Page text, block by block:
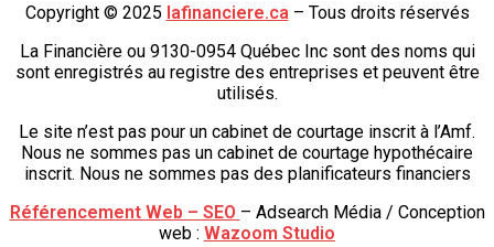
Copyright © 2025 lafinanciere.ca– Tous droits réservés
La Financière ou 9130-0954 Québec Inc sont des noms qui
sont enregistrés au registre des entreprises et peuvent être
utilisés.
Le site n’est pas pour un cabinet de courtage inscrit à l’Amf.
Nous ne sommes pas un cabinet de courtage hypothécaire
inscrit. Nous ne sommes pas des planificateurs financiers
Référencement Web – SEO – Adsearch Média / Conception
web : Wazoom Studio